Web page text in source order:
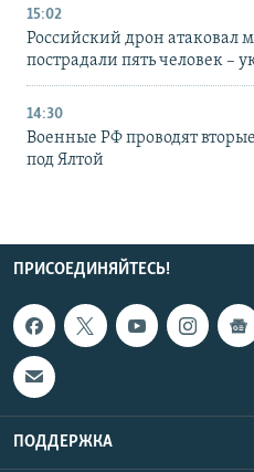
15:02
Российский дрон атаковал
пострадали пять человек –
14:30
Военные РФ проводят
под Ялтой
ПРИСОЕДИНЯЙТЕСЬ!
ПОДДЕРЖКА